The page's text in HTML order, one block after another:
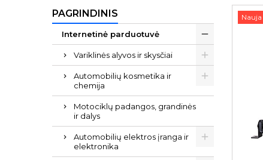
PAGRINDINIS
Internetinė parduotuvė
Variklinės alyvos ir skysčiai
Automobilių kosmetika ir
chemija
Motociklų padangos, grandinės
ir dalys
Automobilių elektros įranga ir
elektronika